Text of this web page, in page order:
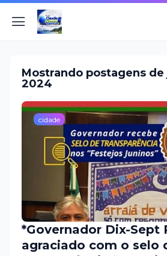
Mostrando postagens de
2024
cidade
*Governador Dix-Sept
agraciado com o selo